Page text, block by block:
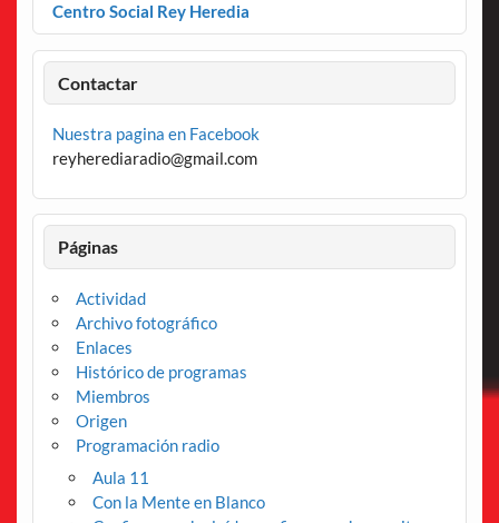
Centro Social Rey Heredia
Contactar
Nuestra pagina en Facebook
reyherediaradio@gmail.com
Páginas
Actividad
Archivo fotográfico
Enlaces
Histórico de programas
Miembros
Origen
Programación radio
Aula 11
Con la Mente en Blanco